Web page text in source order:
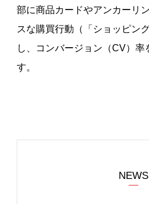
部に商品カードやアンカーリ
スな購買行動（「ショッピン
し、コンバージョン（CV）率
す。
NEWS